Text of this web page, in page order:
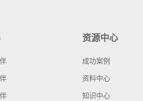
资源中心
成功案例
资料中心
知识中心